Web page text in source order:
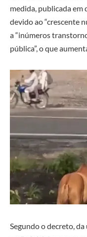
medida, publicada
devido ao “crescente
a “inúmeros
pública”, o que
Segundo o decreto,